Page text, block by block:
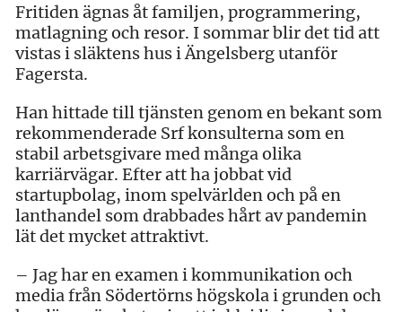
Fritiden ägnas åt familjen, programmering,
matlagning och resor. I sommar blir det tid att
vistas i släktens hus i Ängelsberg utanför
Fagersta.
Han hittade till tjänsten genom en bekant som
rekommenderade Srf konsulterna som en
stabil arbetsgivare med många olika
karriärvägar. Efter att ha jobbat vid
startupbolag, inom spelvärlden och på en
lanthandel som drabbades hårt av pandemin
lät det mycket attraktivt.
– Jag har en examen i kommunikation och
media från Södertörns högskola i grunden och